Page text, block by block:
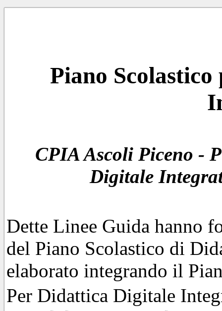
Piano
CPIA Ascoli Piceno -
Digitale
Dette Linee Guida hanno
del Piano Scolastico di
elaborato integrando il
Per Didattica Digitale